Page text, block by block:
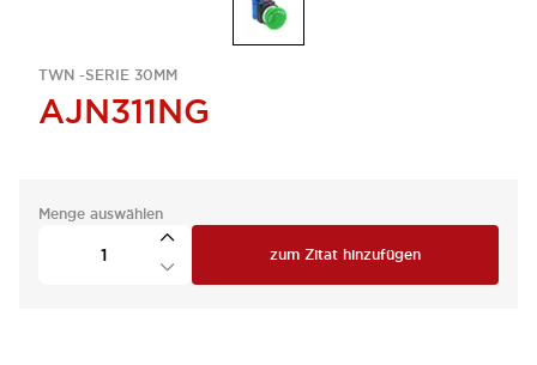
TWN -SERIE 30MM
AJN311NG
Menge auswählen
zum Zitat hinzufügen